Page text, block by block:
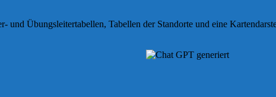
und Übungsleitertabellen, Tabellen der Standorte und eine